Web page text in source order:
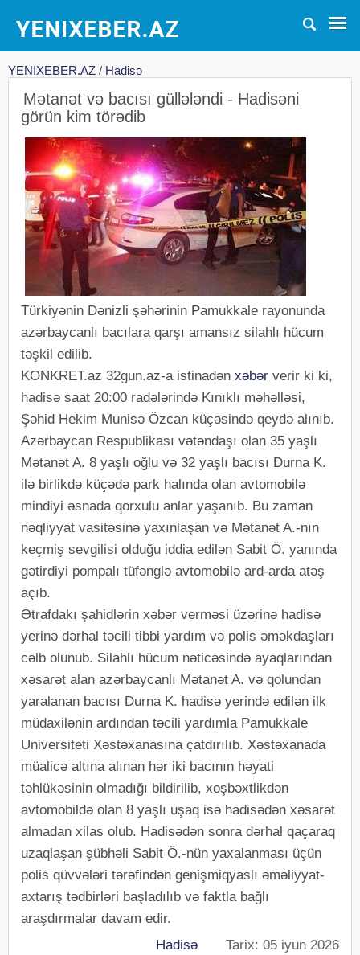
YENIXEBER.AZ / Hadisə
Mətanət və bacısı güllələndi - Hadisəni
görün kim törədib
Türkiyənin Dənizli şəhərinin Pamukkale rayonunda
azərbaycanlı bacılara qarşı amansız silahlı hücum
təşkil edilib.
KONKRET.az 32gun.az-a istinadən xəbər verir ki ki,
hadisə saat 20:00 radələrində Kınıklı məhəlləsi,
Şəhid Hekim Munisə Özcan küçəsində qeydə alınıb.
Azərbaycan Respublikası vətəndaşı olan 35 yaşlı
Mətanət A. 8 yaşlı oğlu və 32 yaşlı bacısı Durna K.
ilə birlikdə küçədə park halında olan avtomobilə
mindiyi əsnada qorxulu anlar yaşanıb. Bu zaman
nəqliyyat vasitəsinə yaxınlaşan və Mətanət A.-nın
keçmiş sevgilisi olduğu iddia edilən Sabit Ö. yanında
gətirdiyi pompalı tüfənglə avtomobilə ard-arda atəş
açıb.
Ətrafdakı şahidlərin xəbər verməsi üzərinə hadisə
yerinə dərhal təcili tibbi yardım və polis əməkdaşları
cəlb olunub. Silahlı hücum nəticəsində ayaqlarından
xəsarət alan azərbaycanlı Mətanət A. və qolundan
yaralanan bacısı Durna K. hadisə yerində edilən ilk
müdaxilənin ardından təcili yardımla Pamukkale
Universiteti Xəstəxanasına çatdırılıb. Xəstəxanada
müalicə altına alınan hər iki bacının həyati
təhlükəsinin olmadığı bildirilib, xoşbəxtlikdən
avtomobildə olan 8 yaşlı uşaq isə hadisədən xəsarət
almadan xilas olub. Hadisədən sonra dərhal qaçaraq
uzaqlaşan şübhəli Sabit Ö.-nün yaxalanması üçün
polis qüvvələri tərəfindən genişmiqyaslı əməliyyat-
axtarış tədbirləri başladılıb və faktla bağlı
araşdırmalar davam edir.
Hadisə Tarix: 05 iyun 2026